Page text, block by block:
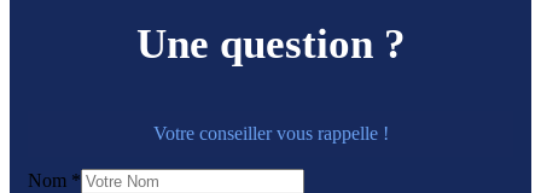
Une question ?
Votre conseiller vous rappelle !
Nom *